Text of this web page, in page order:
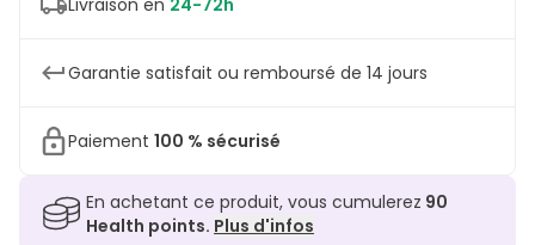
Garantie satisfait ou remboursé de 14 jours
Paiement 100 % sécurisé
En achetant ce produit, vous cumulerez 90
Health points. Plus d'infos